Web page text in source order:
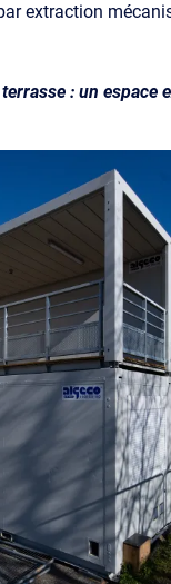
extraction
: un espace